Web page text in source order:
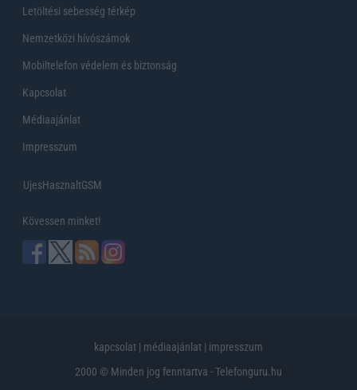
Letöltési sebesség térkép
Nemzetközi hívószámok
Mobiltelefon védelem és biztonság
Kapcsolat
Médiaajánlat
Impresszum
UjesHasznaltGSM
Kövessen minket!
kapcsolat | médiaajánlat | impresszum
2000 © Minden jog fenntartva - Telefonguru.hu